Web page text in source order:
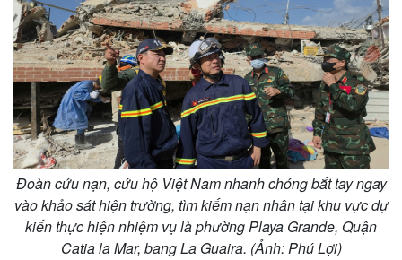
Đoàn cứu nạn, cứu hộ Việt Nam nhanh chóng bắt tay ngay
vào khảo sát hiện trường, tìm kiếm nạn nhân tại khu vực dự
kiến thực hiện nhiệm vụ là phường Playa Grande, Quận
Catia la Mar, bang La Guaira. (Ảnh: Phú Lợi)